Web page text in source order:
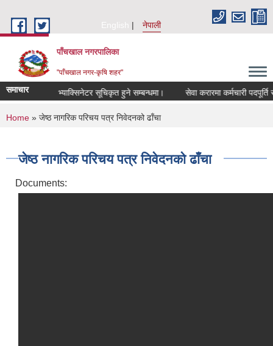
English
नेपाली
पाँचखाल नगरपालिका
"पाँचखाल नगर-कृषि शहर"
समाचार
सूचना भ्याक्सिनेटर सूचिकृत हुने सम्बन्धमा। सेवा करारमा कर्मचारी पदपूर्ति
You are here
Home » जेष्ठ नागरिक परिचय पत्र निवेदनको ढाँचा
जेष्ठ नागरिक परिचय पत्र निवेदनको ढाँचा
Documents: